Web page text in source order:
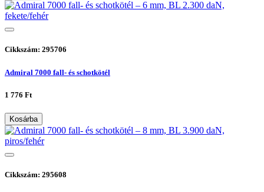
Cikkszám: 295706
Admiral 7000 fall- és schotkötél
1 776 Ft
Kosárba
Cikkszám: 295608